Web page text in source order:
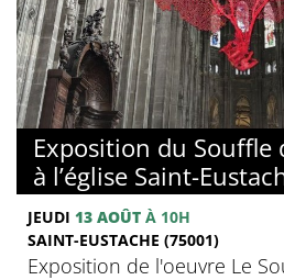
Exposition du Souffle
à l’église Saint-
JEUDI 13 AOÛT À 10H
SAINT-EUSTACHE (75001)
Exposition de l'oeuvre Le